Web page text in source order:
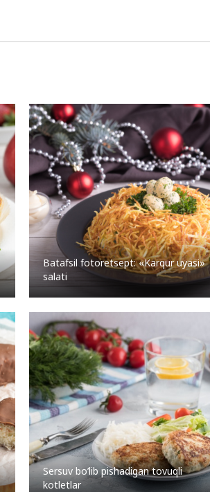
Batafsil fotoretsept: «Karqur uyasi»
salati
Sersuv bo’lib pishadigan tovuqli
kotletlar